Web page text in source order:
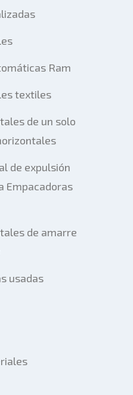
Ram
textiles
de un solo
de expulsión
Empacadoras
de amarre
usadas